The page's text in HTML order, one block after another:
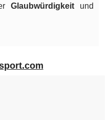
Glaubwürdigkeitund